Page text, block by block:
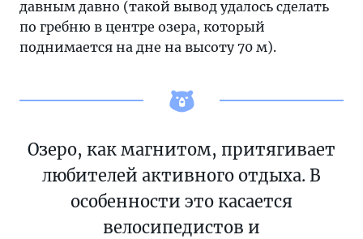
давным давно (такой вывод удалось сделать
по гребню в центре озера, который
поднимается на дне на высоту 70 м).
Озеро, как магнитом, притягивает
любителей активного отдыха. В
особенности это касается
велосипедистов и